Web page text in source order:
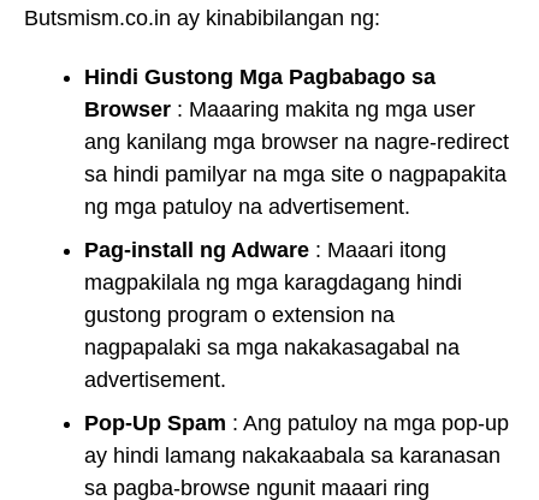
Butsmism.co.in ay kinabibilangan ng:
Hindi Gustong Mga Pagbabago sa
Browser : Maaaring makita ng mga user
ang kanilang mga browser na nagre-redirect
sa hindi pamilyar na mga site o nagpapakita
ng mga patuloy na advertisement.
Pag-install ng Adware : Maaari itong
magpakilala ng mga karagdagang hindi
gustong program o extension na
nagpapalaki sa mga nakakasagabal na
advertisement.
Pop-Up Spam : Ang patuloy na mga pop-up
ay hindi lamang nakakaabala sa karanasan
sa pagba-browse ngunit maaari ring